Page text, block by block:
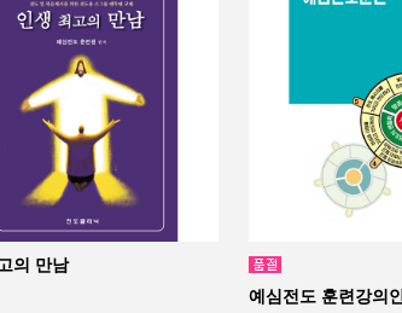
의 만남
예심전도 훈련강의